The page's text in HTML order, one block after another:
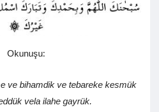
Okunuşu:
ve bihamdik ve tebareke kesmük
vela ilahe gayrük.